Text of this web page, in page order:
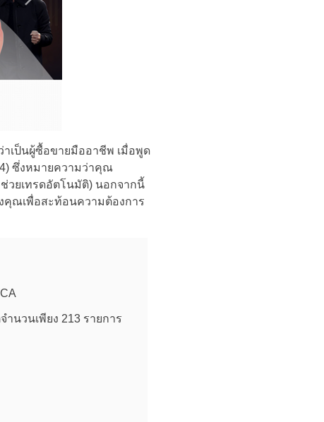
าเป็นผู้ซื้อขายมืออาชีพ เมื่อพูด
ซึ่งหมายความว่าคุณ
วยเทรดอัตโนมัติ) นอกจากนี้
คุณเพื่อสะท้อนความต้องการ
นวนเพียง 213 รายการ